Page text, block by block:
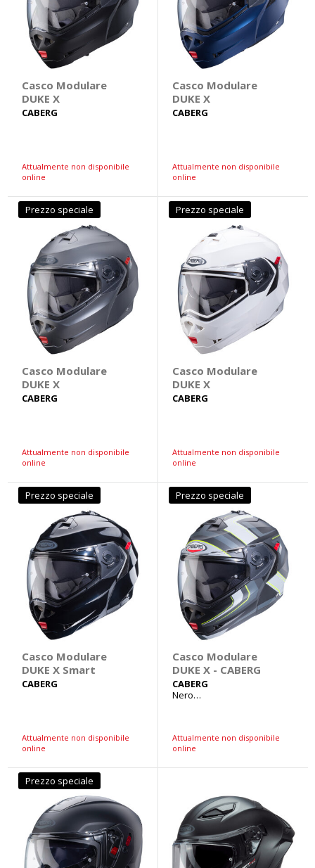
Casco Modulare
DUKE X
CABERG
Attualmente non disponibile
online
Casco Modulare
DUKE X
CABERG
Attualmente non disponibile
online
Prezzo speciale
Casco Modulare
DUKE X
CABERG
Attualmente non disponibile
online
Prezzo speciale
Casco Modulare
DUKE X
CABERG
Attualmente non disponibile
online
Prezzo speciale
Casco Modulare
DUKE X Smart
CABERG
Attualmente non disponibile
online
Prezzo speciale
Casco Modulare
DUKE X - CABERG
CABERG
Nero
Attualmente non disponibile
online
Prezzo speciale